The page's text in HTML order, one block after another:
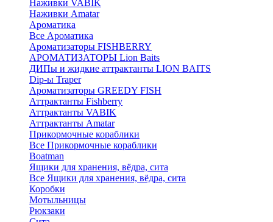
Наживки VABIK
Наживки Amatar
Ароматика
Все Ароматика
Ароматизаторы FISHBERRY
АРОМАТИЗАТОРЫ Lion Baits
ДИПы и жидкие аттрактанты LION BAITS
Dip-ы Traper
Ароматизаторы GREEDY FISH
Аттрактанты Fishberry
Аттрактанты VABIK
Аттрактанты Amatar
Прикормочные кораблики
Все Прикормочные кораблики
Boatman
Ящики для хранения, вёдра, сита
Все Ящики для хранения, вёдра, сита
Коробки
Мотыльницы
Рюкзаки